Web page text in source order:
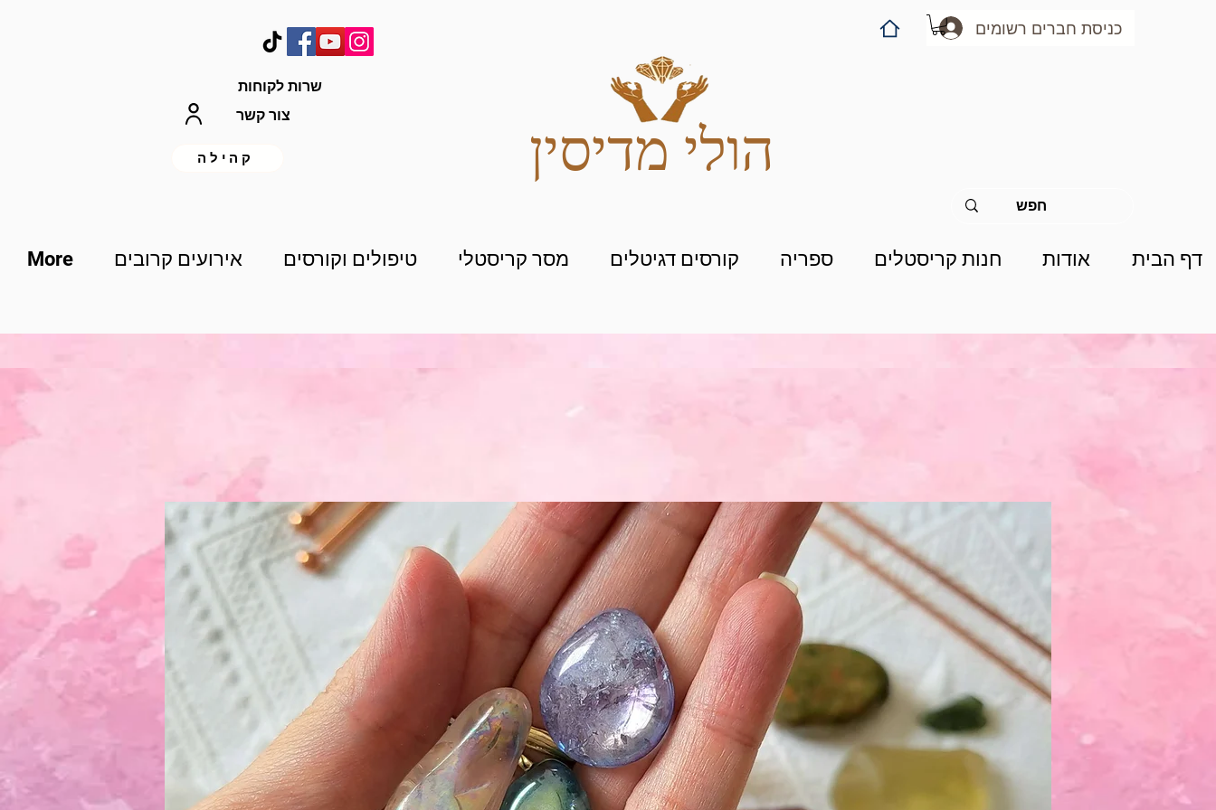
כניסת חברים רשומים
שרות לקוחות
צור קשר
קהילה הולי מדיסין
דף הבית אודות חנות קריסטלים ספריה קורסים דגיטלים מסר קריסטלי טיפולים וקורסים אירועים קרובים More